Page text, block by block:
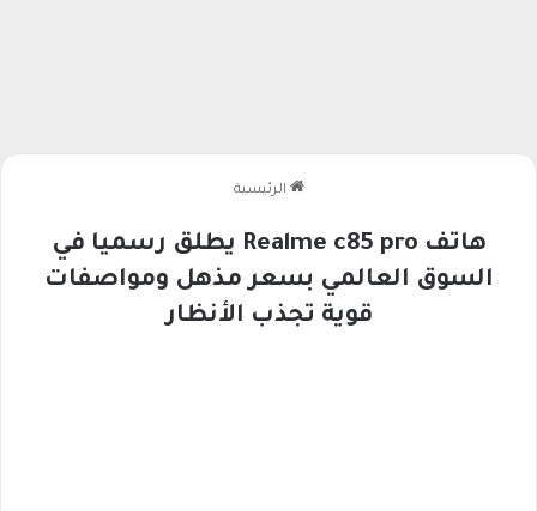
الرئيسية
هاتف Realme c85 pro يطلق رسميا في
السوق العالمي بسعر مذهل ومواصفات
قوية تجذب الأنظار